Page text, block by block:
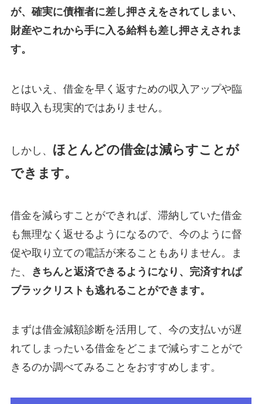
が、確実に債権者に差し押さえをされてしまい、
財産やこれから手に入る給料も差し押さえされま
す。
とはいえ、借金を早く返すための収入アップや臨
時収入も現実的ではありません。
しかし、 ほとんどの借金は減らすことが
できます。
借金を減らすことができれば、滞納していた借金
も無理なく返せるようになるので、今のように督
促や取り立ての電話が来ることもありません。ま
た、
きちんと返済できるようになり、完済すれば
ブラックリストも逃れることができます。
まずは借金減額診断を活用して、今の支払いが遅
れてしまったいる借金をどこまで減らすことがで
きるのか調べてみることをおすすめします。